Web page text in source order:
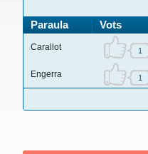
Paraula Vots
Carallot 1
Engerra 1